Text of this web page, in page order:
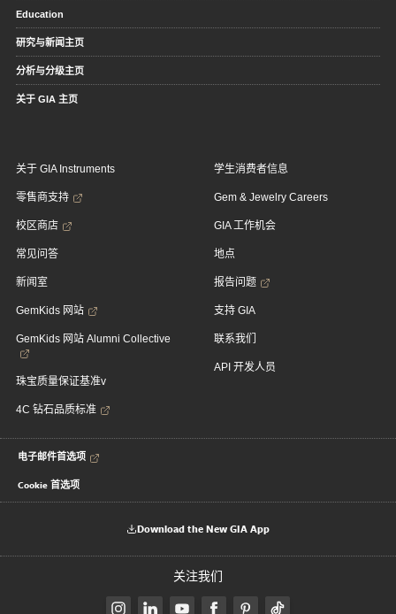
Education
研究与新闻主页
分析与分级主页
关于 GIA 主页
关于 GIA Instruments
零售商支持
校区商店
常见问答
新闻室
GemKids 网站
GemKids 网站 Alumni Collective
珠宝质量保证基准v
4C 钻石品质标准
学生消费者信息
Gem & Jewelry Careers
GIA 工作机会
地点
报告问题
支持 GIA
联系我们
API 开发人员
电子邮件首选项
Cookie 首选项
Download the New GIA App
关注我们